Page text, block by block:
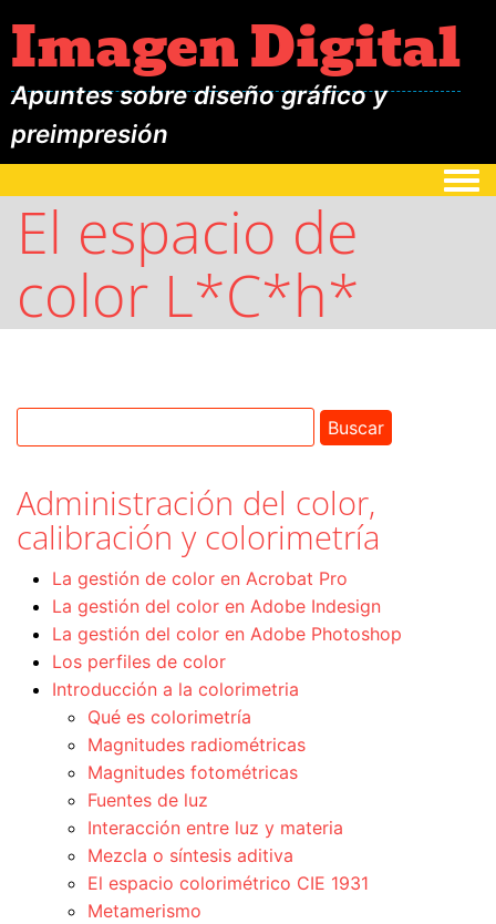
Imagen Digital
Apuntes sobre diseño gráfico y
preimpresión
El espacio de
color L*C*h*
Administración del color,
calibración y colorimetría
La gestión de color en Acrobat Pro
La gestión del color en Adobe Indesign
La gestión del color en Adobe Photoshop
Los perfiles de color
Introducción a la colorimetria
Qué es colorimetría
Magnitudes radiométricas
Magnitudes fotométricas
Fuentes de luz
Interacción entre luz y materia
Mezcla o síntesis aditiva
El espacio colorimétrico CIE 1931
Metamerismo